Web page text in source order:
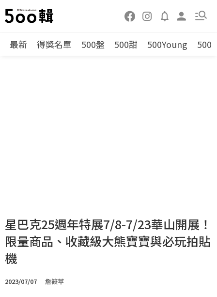
最新 得獎名單 500盤 500甜 500Young 500
星巴克25週年特展7/8-7/23華山開展！
限量商品、收藏級大熊寶寶與必玩拍貼
機
2023/07/07 詹筱苹